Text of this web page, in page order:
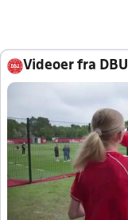
Videoer fra DBU